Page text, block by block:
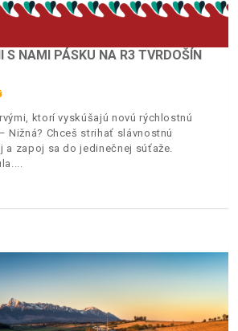
S NAMI PÁSKU NA R3 TVRDOŠÍN
ktorí vyskúšajú novú rýchlostnú
Nižná? Chceš strihať slávnostnú
a zapoj sa do jedinečnej súťaže.